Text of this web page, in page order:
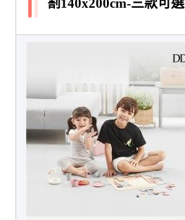
割140x200cm-三款可選